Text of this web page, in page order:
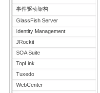
事件驱动架构
GlassFish Server
Identity Management
JRockit
SOA Suite
TopLink
Tuxedo
WebCenter